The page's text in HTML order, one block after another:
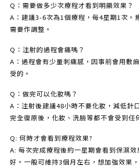
Q：需要做多少次療程才看到明顯效果？
A：建議3-6次為1個療程，每4星期1次。
需要作調整。
Q：注射的過程會痛嗎？
A：過程會有少量刺痛感，因事前會用敷
受的。
Q：做完可以化妝嗎？
A：注射後建議48小時不要化妝，減低針
完全復原後，化妝、洗臉等都不會受到任
Q: 何時才會看到療程效果?
A: 每次完成療程後約一星期會看到保濕
好。一般可維持3個月左右，想加強效果